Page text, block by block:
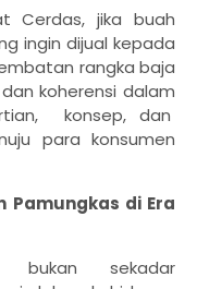
Cerdas, jika buah
ingin dijual kepada
rangka baja
koherensi dalam
konsep, dan
para konsumen
Pamungkas di Era
bukan sekadar